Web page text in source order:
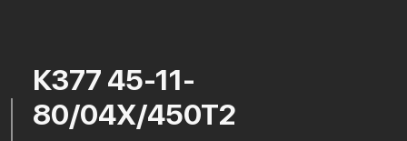
К377 45-11-
80/04Х/450Т2